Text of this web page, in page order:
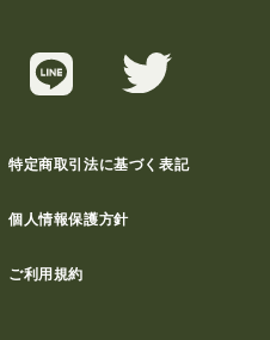
特定商取引法に基づく表記
個人情報保護方針
ご利用規約